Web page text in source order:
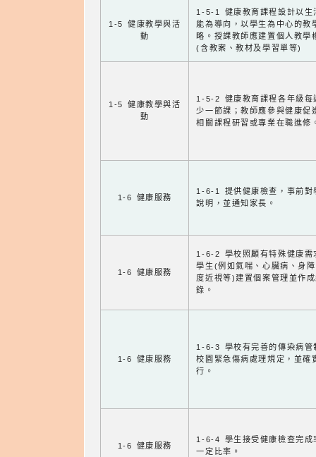
1-5 健康教學與活
動
1-5-1 健康教育課程設計以生
能為導向，以學生為中心的教
略。授課教師應建置個人教學
(含教案、教材及學習單等)
1-5 健康教學與活
動
1-5-2 健康教育課程各年級每
少一節課；教師應參與健康促
相關課程研習或專業在職進修
1-6 健康服務
1-6-1 提供健康檢查，事前對
說明，並通知家長。
1-6 健康服務
1-6-2 學校照顧有特殊健康需
學生(例如氣喘、心臟病、身
度近視等)建置個案管理並作
錄。
1-6 健康服務
1-6-3 學校有完善的傳染病管
校園緊急傷病處理規定，並確
行。
1-6 健康服務
1-6-4 學生接受健康檢查完成
一定比率。